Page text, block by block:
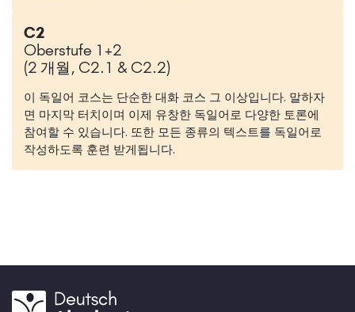
C2
Oberstufe 1+2
(2 개월, C2.1 & C2.2)
이 독일어 코스는 단순한 대화 코스 그 이상입니다. 말하자
면 마지막 터치이며 이제 유창한 독일어로 다양한 토론에
참여할 수 있습니다. 또한 모든 종류의 텍스트를 독일어로
작성하도록 훈련 받게됩니다.